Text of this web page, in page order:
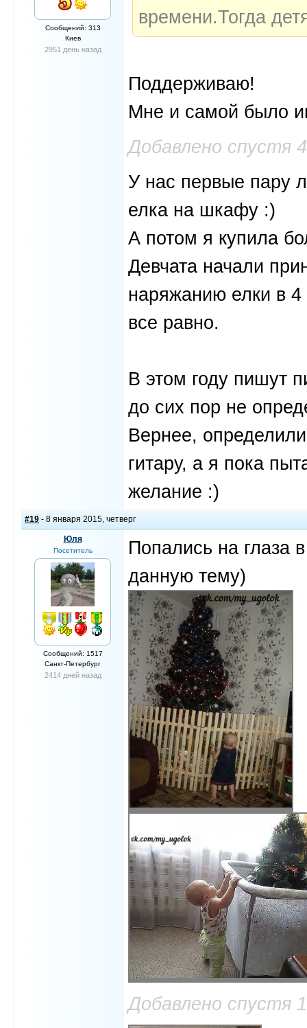
Сообщений: 313
Киев
2951 день назад
времени.Тогда
Поддерживаю!
Мне и самой было
Добавлено спустя
У нас первые пару
елка на шкафу :)
А потом я купила
Девчата начали
наряжанию елки в 4
все равно.
В этом году пишут
до сих пор не
Вернее,
гитару, а я пока
желание :)
#19 - 8 января 2015, четверг
Юля
Посетитель
Сообщений: 1517
Санкт-Петербург
2414 дней назад
Попались на глаза
данную тему)
Добавлено спустя